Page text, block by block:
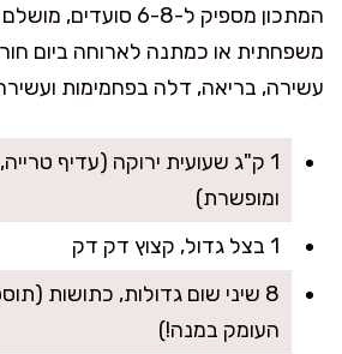
המתכון מספיק ל-6-8
משפחתית או כמתנה לארוחה ביום
עשירה, בריאה, דלה בפחמימות
1 ק"ג שעועית ירוקה (עדיף
ומופשרת)
1 בצל גדול, קצוץ דק דק
8 שיני שום גדולות, כתושות
העומק במנה!)